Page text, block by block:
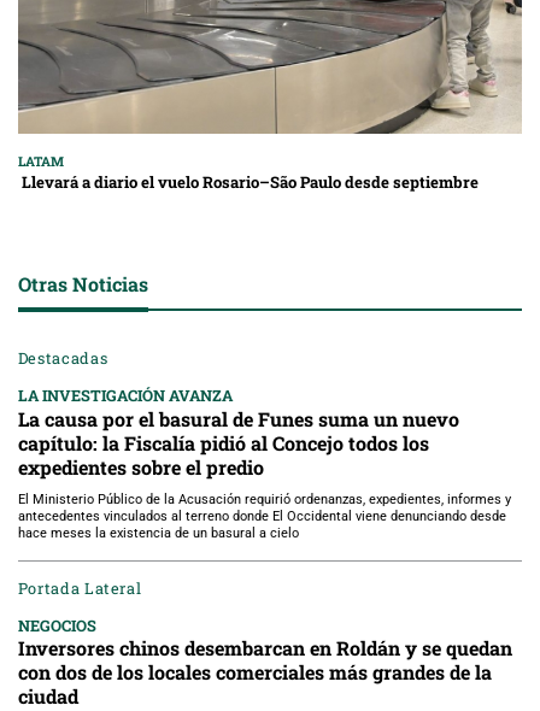
LATAM
Llevará a diario el vuelo Rosario–São Paulo desde septiembre
Otras Noticias
Destacadas
LA INVESTIGACIÓN AVANZA
La causa por el basural de Funes suma un nuevo
capítulo: la Fiscalía pidió al Concejo todos los
expedientes sobre el predio
El Ministerio Público de la Acusación requirió ordenanzas, expedientes, informes y
antecedentes vinculados al terreno donde El Occidental viene denunciando desde
hace meses la existencia de un basural a cielo
Portada Lateral
NEGOCIOS
Inversores chinos desembarcan en Roldán y se quedan
con dos de los locales comerciales más grandes de la
ciudad